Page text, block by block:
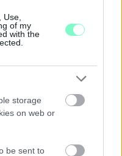
of my
with the
storage
on web or
be sent to
ÉS MÉG EGY SOR
EZEN A HÉTVÉGÉN